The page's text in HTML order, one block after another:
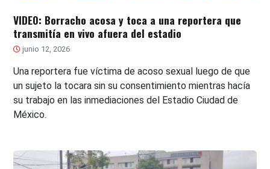
VIDEO: Borracho acosa y toca a una reportera que
transmitía en vivo afuera del estadio
junio 12, 2026
Una reportera fue víctima de acoso sexual luego de que
un sujeto la tocara sin su consentimiento mientras hacía
su trabajo en las inmediaciones del Estadio Ciudad de
México.